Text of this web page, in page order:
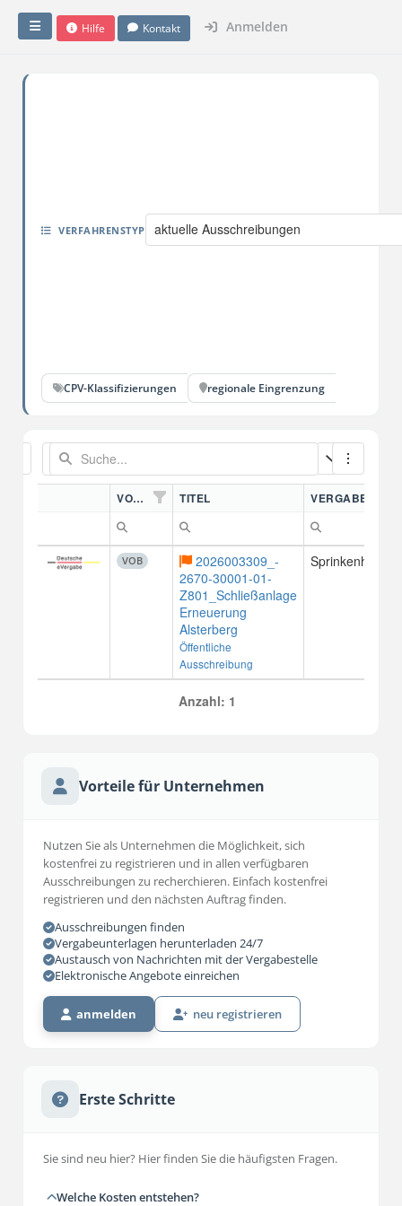
Hilfe Kontakt Anmelden
VERFAHRENSTYP aktuelle Ausschreibungen
CPV-Klassifizierungen regionale Eingrenzung
VORDN. TITEL
VOB
2026003309_-
2670-30001-01-
Z801_Schließanlage
Erneuerung
Alsterberg
Öffentliche
Ausschreibung
Sprinkenhof
Anzahl: 1
Vorteile für Unternehmen
Nutzen Sie als Unternehmen die Möglichkeit, sich
kostenfrei zu registrieren und in allen verfügbaren
Ausschreibungen zu recherchieren. Einfach kostenfrei
registrieren und den nächsten Auftrag finden.
Ausschreibungen finden
Vergabeunterlagen herunterladen 24/7
Austausch von Nachrichten mit der Vergabestelle
Elektronische Angebote einreichen
anmelden neu registrieren
Erste Schritte
Sie sind neu hier? Hier finden Sie die häufigsten Fragen.
Welche Kosten entstehen?